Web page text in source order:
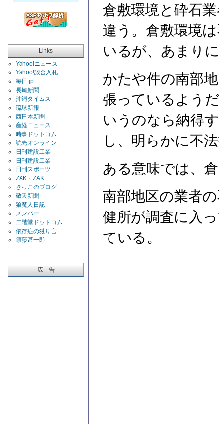
Links
Yahoo!ニュース
Yahoo!談合入札
毎日.jp
長崎新聞
沖縄タイムス
琉球新報
西日本新聞
産経ニュース
時事ドットコム
読売オンライン
日刊建設工業
日刊建設工業
日刊スポーツ
ZAK・ZAK
きっこのブログ
敬天新聞
狼魔人日記
メンバー
二階堂ドットコム
依存症の独り言
須藤甚一郎
広 告
倉敷環境と砕石
違う。倉敷環境
いるが、あまり
かたや件の南部
張っているよう
いうのなら納得
し、明らかに不
ある意味では、
南部地区の業者
健所が調査に入
ている。